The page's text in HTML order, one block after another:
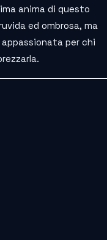
anima di questo
ed ombrosa, ma
per chi